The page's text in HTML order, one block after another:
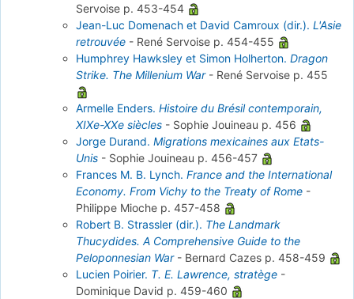
Servoise p. 453-454
Jean-Luc Domenach et David Camroux (dir.). L'Asie
retrouvée - René Servoise p. 454-455
Humphrey Hawksley et Simon Holherton. Dragon
Strike. The Millenium War- René Servoise p. 455
Armelle Enders. Histoire du Brésil contemporain,
XIXe-XXe siècles - Sophie Jouineau p. 456
Jorge Durand. Migrations mexicaines aux Etats-
Unis - Sophie Jouineau p. 456-457
Frances M. B. Lynch. France and the International
Economy. From Vichy to the Treaty of Rome -
Philippe Mioche p. 457-458
Robert B. Strassler (dir.). The Landmark
Thucydides. A Comprehensive Guide to the
Peloponnesian War- Bernard Cazes p. 458-459
Lucien Poirier. T. E. Lawrence, stratège -
Dominique David p. 459-460